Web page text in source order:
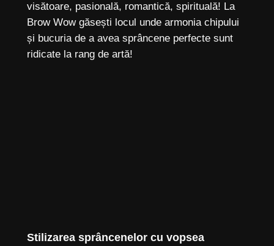
visătoare, pasională, romantică, spirituală! La
Brow Wow găsești locul unde armonia chipului
și bucuria de a avea sprâncene perfecte sunt
ridicate la rang de artă!
Stilizarea sprâncenelor cu vopsea